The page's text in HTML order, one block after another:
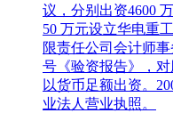
议，分别出资4600
50 万元设立华电重
限责任公司会计师
号《验资报告》，
以货币足额出资。
业法人营业执照。